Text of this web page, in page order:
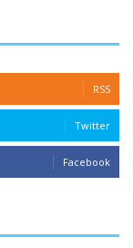
RSS
Twitter
Facebook